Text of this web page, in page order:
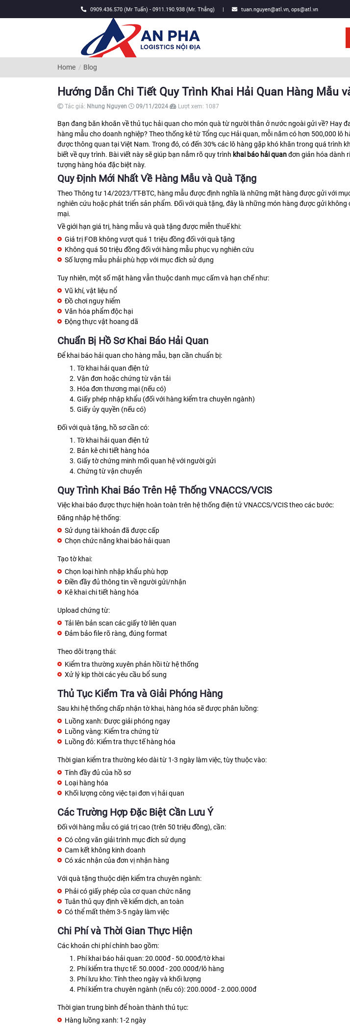
0909.436.570 (Mr Tuấn) - 0911.190.938 (Mr. Thắng) | tuan.nguyen@atl.vn, ops@atl.vn
Home Blog
Hướng Dẫn Chi Tiết Quy Trình Khai Hải Quan Hàng Mẫu
Tác giả: Nhung Nguyen 09/11/2024 Lượt xem: 1087
Bạn đang băn khoăn về thủ tục hải quan cho món quà từ người thân ở nước ngoài gửi về? Hay
hàng mẫu cho doanh nghiệp? Theo thống kê từ Tổng cục Hải quan, mỗi năm có hơn 500,000 lô
được thông quan tại Việt Nam. Trong đó, có đến 30% các lô hàng gặp khó khăn trong quá trình
biết về quy trình. Bài viết này sẽ giúp bạn nắm rõ quy trình khai báo hải quanđơn giản hóa dành
tượng hàng hóa đặc biệt này.
Quy Định Mới Nhất Về Hàng Mẫu và Quà Tặng
Theo Thông tư 14/2023/TT-BTC, hàng mẫu được định nghĩa là những mặt hàng được gửi với
nghiên cứu hoặc phát triển sản phẩm. Đối với quà tặng, đây là những món hàng được gửi không
mại.
Về giới hạn giá trị, hàng mẫu và quà tặng được miễn thuế khi:
Giá trị FOB không vượt quá 1 triệu đồng đối với quà tặng
Không quá 50 triệu đồng đối với hàng mẫu phục vụ nghiên cứu
Số lượng mẫu phải phù hợp với mục đích sử dụng
Tuy nhiên, một số mặt hàng vẫn thuộc danh mục cấm và hạn chế như:
Vũ khí, vật liệu nổ
Đồ chơi nguy hiểm
Văn hóa phẩm độc hại
Động thực vật hoang dã
Chuẩn Bị Hồ Sơ Khai Báo Hải Quan
Để khai báo hải quan cho hàng mẫu, bạn cần chuẩn bị:
Tờ khai hải quan điện tử
Vận đơn hoặc chứng từ vận tải
Hóa đơn thương mại (nếu có)
Giấy phép nhập khẩu (đối với hàng kiểm tra chuyên ngành)
Giấy ủy quyền (nếu có)
Đối với quà tặng, hồ sơ cần có:
Tờ khai hải quan điện tử
Bản kê chi tiết hàng hóa
Giấy tờ chứng minh mối quan hệ với người gửi
Chứng từ vận chuyển
Quy Trình Khai Báo Trên Hệ Thống VNACCS/VCIS
Việc khai báo được thực hiện hoàn toàn trên hệ thống điện tử VNACCS/VCIS theo các bước:
Đăng nhập hệ thống:
Sử dụng tài khoản đã được cấp
Chọn chức năng khai báo hải quan
Tạo tờ khai:
Chọn loại hình nhập khẩu phù hợp
Điền đầy đủ thông tin về người gửi/nhận
Kê khai chi tiết hàng hóa
Upload chứng từ:
Tải lên bản scan các giấy tờ liên quan
Đảm bảo file rõ ràng, đúng format
Theo dõi trạng thái:
Kiểm tra thường xuyên phản hồi từ hệ thống
Xử lý kịp thời các yêu cầu bổ sung
Thủ Tục Kiểm Tra và Giải Phóng Hàng
Sau khi hệ thống chấp nhận tờ khai, hàng hóa sẽ được phân luồng:
Luồng xanh: Được giải phóng ngay
Luồng vàng: Kiểm tra chứng từ
Luồng đỏ: Kiểm tra thực tế hàng hóa
Thời gian kiểm tra thường kéo dài từ 1-3 ngày làm việc, tùy thuộc vào:
Tính đầy đủ của hồ sơ
Loại hàng hóa
Khối lượng công việc tại đơn vị hải quan
Các Trường Hợp Đặc Biệt Cần Lưu Ý
Đối với hàng mẫu có giá trị cao (trên 50 triệu đồng), cần:
Có công văn giải trình mục đích sử dụng
Cam kết không kinh doanh
Có xác nhận của đơn vị nhận hàng
Với quà tặng thuộc diện kiểm tra chuyên ngành:
Phải có giấy phép của cơ quan chức năng
Tuân thủ quy định về kiểm dịch, an toàn
Có thể mất thêm 3-5 ngày làm việc
Chi Phí và Thời Gian Thực Hiện
Các khoản chi phí chính bao gồm:
Phí khai báo hải quan: 20.000đ - 50.000đ/tờ khai
Phí kiểm tra thực tế: 50.000đ - 200.000đ/lô hàng
Phí lưu kho: Tính theo ngày và khối lượng
Phí kiểm tra chuyên ngành (nếu có): 200.000đ - 2.000.000đ
Thời gian trung bình để hoàn thành thủ tục:
Hàng luồng xanh: 1-2 ngày